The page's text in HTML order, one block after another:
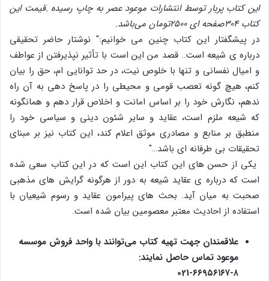
این کتاب پربار توسط انتشارات موعود عصر به چاپ رسیده .قیمت این
کتاب ۳۰۴صفحه ای ۲۵۰۰تومان می‌باشد.
در پیشگفتار این کتاب چنین می خوانیم:" نوشتار حاضر تحقیقی
درباره ی شیعه است.. قصد من این است با تأثیر نپذیرفتن از عواطف
و امیال نفسانی و تنها با خلوص نیت، در حد توانایی ام، حق را بیان
کنم، هیچ گونه تعصب قومی و محیطی را در پاسخ دهی به آن راه
ندهم، نگارش خود را بر اساس امانت و اخلاص قرار دهم و همانگونه
که شیعه ملزم است، عقاید و سایر شئون دینی و سیاسی خود را
منطبق بر منابع و مصادری موثق اعلام کند، این کتاب نیز بر مبنای
تحقیقات بی طرفانه ای باشد…"
یکی از حسن های این کتاب این است که در این کتاب سعی شده
است که درباره ی عقاید شیعه به دور از هرگونه گرایش های مذهبی
صحبت به میان آید. بحث های پیرامون عقاید و رسوم شیعیان با
استفاده از احادیث معتبر معصومین بیان شده است.
علاقمندان جهت تهیه کتاب می‌توانند با واحد فروش موسسه
موعود تماس حاصل نمایند:
021-۶۶۹۵۶۱۶۷-۸